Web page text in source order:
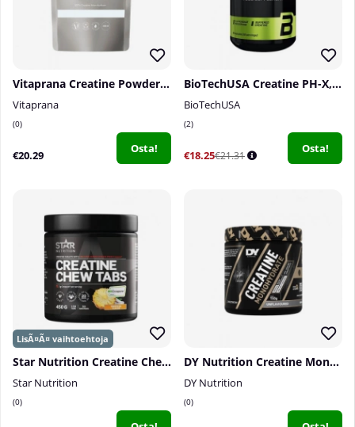
Vitaprana Creatine Powder, 300 g
Vitaprana
0
€20.29 Osta!
BioTechUSA Creatine PH-X, 90 caps
BioTechUSA
2
€18.25€21.31
Osta!
Star Nutrition Creatine Chew Tabs, 150 tabs
Star Nutrition
0
DY Nutrition Creatine Monohydrate, 150 g
DY Nutrition
0